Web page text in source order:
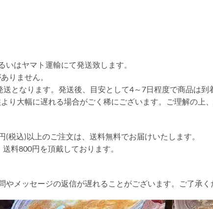
はヤマト運輸にて発送致します。
りません。
となります。発送後、目安として4～7日程度で商品は到
り大幅に遅れる場合がごく稀にございます。ご理解の上
税込)以上のご注文は、送料無料でお届けいたします。
料800円を頂戴しております。
メッセージの返信が遅れることがございます。ご了承く